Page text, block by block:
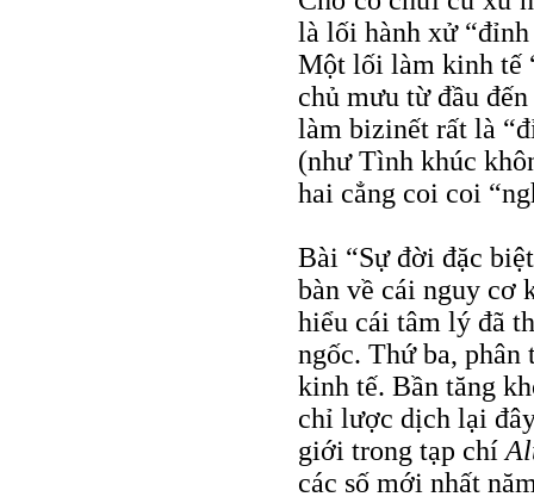
là lối hành xử
Một lối làm kinh tế
chủ mưu từ đầu
làm bizinết rất là
(như Tình khúc
hai cẳng coi coi
Bài “Sự đời đặc
bàn về cái nguy cơ
hiểu cái tâm lý đã
ngốc. Thứ ba,
kinh tế. Bần tăng
chỉ lược dịch lại
giới trong tạp chí
các số mới nhất